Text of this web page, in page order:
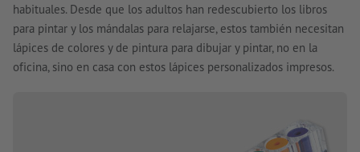
habituales. Desde que los adultos han redescubierto los libros
para pintar y los mándalas para relajarse, estos también necesitan
lápices de colores y de pintura para dibujar y pintar, no en la
oficina, sino en casa con estos lápices personalizados impresos.